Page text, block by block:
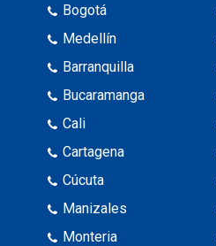
Bogotá
Medellín
Barranquilla
Bucaramanga
Cali
Cartagena
Cúcuta
Manizales
Monteria